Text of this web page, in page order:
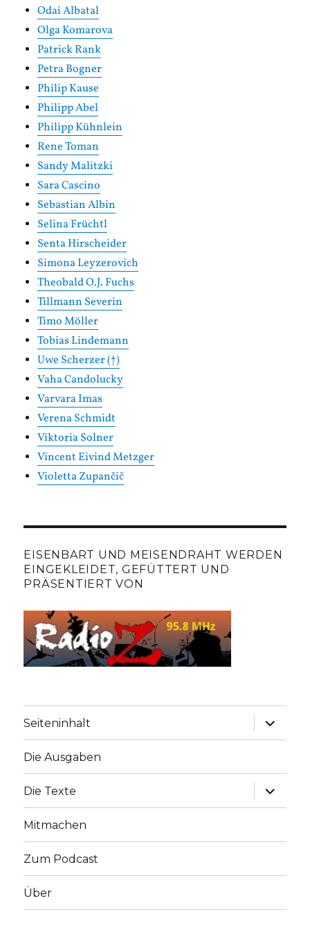
Odai Albatal
Olga Komarova
Patrick Rank
Petra Bogner
Philip Kause
Philipp Abel
Philipp Kühnlein
Rene Toman
Sandy Malitzki
Sara Cascino
Sebastian Albin
Selina Früchtl
Senta Hirscheider
Simona Leyzerovich
Theobald O.J. Fuchs
Tillmann Severin
Timo Möller
Tobias Lindemann
Uwe Scherzer (†)
Vaha Candolucky
Varvara Imas
Verena Schmidt
Viktoria Solner
Vincent Eivind Metzger
Violetta Zupančič
EISENBART UND MEISENDRAHT WERDEN
EINGEKLEIDET, GEFÜTTERT UND
PRÄSENTIERT VON
Seiteninhalt
Die Ausgaben
Die Texte
Mitmachen
Zum Podcast
Über